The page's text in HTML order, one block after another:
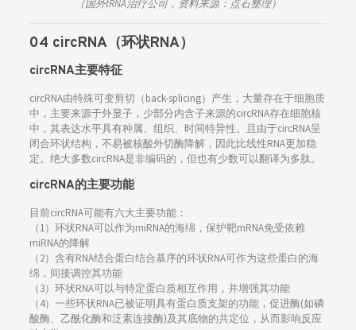
（国外tRNA治疗公司，资料来源：点石整理）
04 circRNA（环状RNA）
circRNA主要特征
circRNA由特殊可变剪切（back-splicing）产生，大量存在于细胞质
中，主要来源于外显子，少部分内含子来源的circRNA存在细胞核
中，其表达水平具有种属、组织、时间特异性。且由于circRNA呈
闭合环状结构，不易被核酸外切酶降解，因此比线性RNA更加稳
定。绝大多数circRNA是非编码的，但也有少数可以翻译为多肽。
circRNA的主要功能
目前circRNA可能有六大主要功能：
（1）环状RNA可以作为miRNA的海绵，保护靶mRNA免受依赖
miRNA的降解
（2）含有RNA结合蛋白结合基序的环状RNA可作为这些蛋白的海
绵，间接调控其功能
（3）环状RNA可以与特定蛋白质相互作用，并增强其功能
（4）一些环状RNA已被证明具有蛋白质支架的功能，促进酶(如磷
酸酶、乙酰化酶和泛素连接酶)及其底物的共定位，从而影响反应